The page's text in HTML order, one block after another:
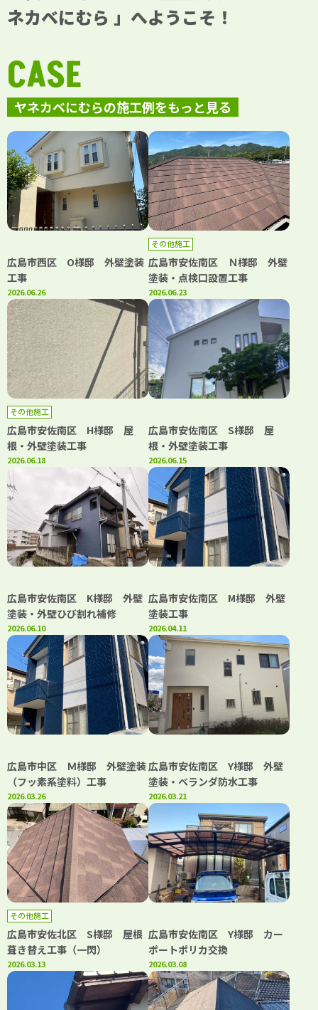
ネカベにむら 」へようこそ！
ヤネカベにむらの施工例をもっと見る
CASE
広島市西区 O様邸 外壁塗装
工事
2026.06.26
その他施工
広島市安佐南区 Ｎ様邸 外壁
塗装・点検口設置工事
2026.06.23
その他施工
広島市安佐南区 H様邸 屋
根・外壁塗装工事
2026.06.18
広島市安佐南区 S様邸 屋
根・外壁塗装工事
2026.06.15
広島市安佐南区 K様邸 外壁
塗装・外壁ひび割れ補修
2026.06.10
広島市安佐南区 M様邸 外壁
塗装工事
2026.04.11
広島市中区 Ｍ様邸 外壁塗装
（フッ素系塗料）工事
2026.03.26
広島市安佐南区 Y様邸 外壁
塗装・ベランダ防水工事
2026.03.21
その他施工
広島市安佐北区 S様邸 屋根
葺き替え工事（一閃）
2026.03.13
広島市安佐南区 Y様邸 カー
ポートポリカ交換
2026.03.08